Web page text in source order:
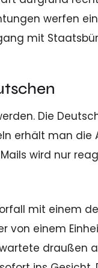
werfen
mit
Die
erhält man
wird nur
mit einem
von einem